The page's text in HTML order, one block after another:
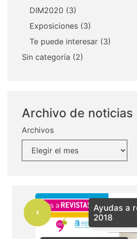
DIM2020 (3)
Exposiciones (3)
Te puede interesar (3)
Sin categoría (2)
Archivo de noticias
Archivos
Ayudas a
2018